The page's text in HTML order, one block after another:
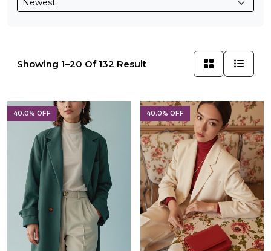
Showing 1–20 Of 132 Result
40.0% OFF 40.0% OFF